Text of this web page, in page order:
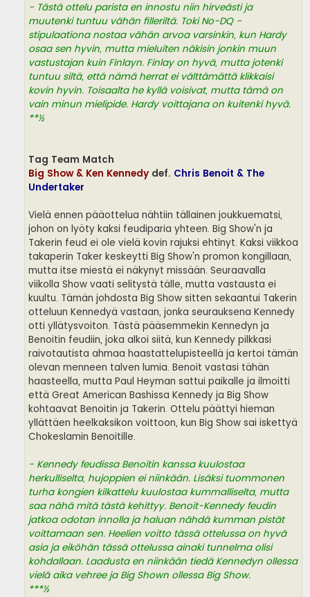
- Tästä ottelu parista en innostu niin hirveästi ja
muutenki tuntuu vähän filleriltä. Toki No-DQ -
stipulaationa nostaa vähän arvoa varsinkin, kun Hardy
osaa sen hyvin, mutta mieluiten näkisin jonkin muun
vastustajan kuin Finlayn. Finlay on hyvä, mutta jotenki
tuntuu siltä, että nämä herrat ei välttämättä klikkaisi
kovin hyvin. Toisaalta he kyllä voisivat, mutta tämä on
vain minun mielipide. Hardy voittajana on kuitenki hyvä.
**½
Tag Team Match
Big Show & Ken Kennedy def. Chris Benoit & The
Undertaker
Vielä ennen pääottelua nähtiin tällainen joukkuematsi,
johon on lyöty kaksi feudiparia yhteen. Big Show'n ja
Takerin feud ei ole vielä kovin rajuksi ehtinyt. Kaksi viikkoa
takaperin Taker keskeytti Big Show'n promon kongillaan,
mutta itse miestä ei näkynyt missään. Seuraavalla
viikolla Show vaati selitystä tälle, mutta vastausta ei
kuultu. Tämän johdosta Big Show sitten sekaantui Takerin
otteluun Kennedyä vastaan, jonka seurauksena Kennedy
otti yllätysvoiton. Tästä pääsemmekin Kennedyn ja
Benoitin feudiin, joka alkoi siitä, kun Kennedy pilkkasi
raivotautista ahmaa haastattelupisteellä ja kertoi tämän
olevan menneen talven lumia. Benoit vastasi tähän
haasteella, mutta Paul Heyman sattui paikalle ja ilmoitti
että Great American Bashissa Kennedy ja Big Show
kohtaavat Benoitin ja Takerin. Ottelu päättyi hieman
yllättäen heelkaksikon voittoon, kun Big Show sai iskettyä
Chokeslamin Benoitille.
- Kennedy feudissa Benoitin kanssa kuulostaa
herkulliselta, hujoppien ei niinkään. Lisäksi tuommonen
turha kongien kilkattelu kuulostaa kummalliselta, mutta
saa nähä mitä tästä kehittyy. Benoit-Kennedy feudin
jatkoa odotan innolla ja haluan nähdä kumman pistät
voittamaan sen. Heelien voitto tässä ottelussa on hyvä
asia ja eiköhän tässä ottelussa ainaki tunnelma olisi
kohdallaan. Laadusta en niinkään tiedä Kennedyn ollessa
vielä aika vehree ja Big Shown ollessa Big Show.
***½